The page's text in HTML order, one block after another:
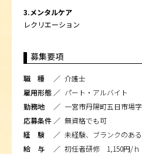
3.メンタルケア
レクリエーション
募集要項
職 種 ／ 介護士
雇用形態 ／ パート・アルバイト
勤務地 ／ 一宮市丹陽町五日市場
応募条件 ／ 無資格でも可
経 験 ／ 未経験、ブランクのあ
給 与 ／ 初任者研修 1,150円/ｈ